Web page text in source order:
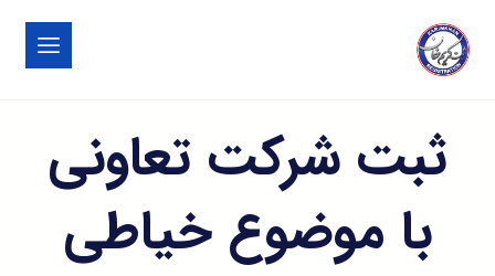
ثبت شرکت تعاونی
با موضوع خیاطی